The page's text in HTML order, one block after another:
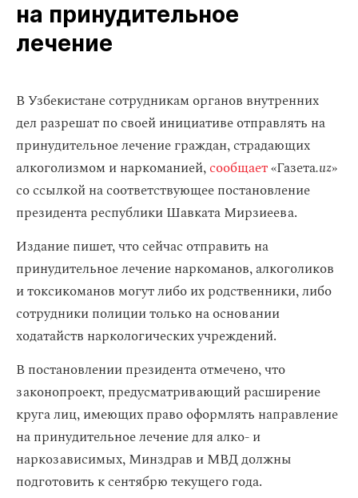
на принудительное
лечение
В Узбекистане сотрудникам органов внутренних
дел разрешат по своей инициативе отправлять на
принудительное лечение граждан, страдающих
алкоголизмом и наркоманией,сообщает«Газета.uz»
со ссылкой на соответствующее постановление
президента республики Шавката Мирзиеева.
Издание пишет, что сейчас отправить на
принудительное лечение наркоманов, алкоголиков
и токсикоманов могут либо их родственники, либо
сотрудники полиции только на основании
ходатайств наркологических учреждений.
В постановлении президента отмечено, что
законопроект, предусматривающий расширение
круга лиц, имеющих право оформлять направление
на принудительное лечение для алко- и
наркозависимых, Минздрав и МВД должны
подготовить к сентябрю текущего года.